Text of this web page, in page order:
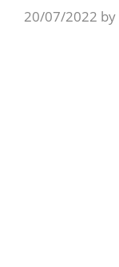
20/07/2022 by